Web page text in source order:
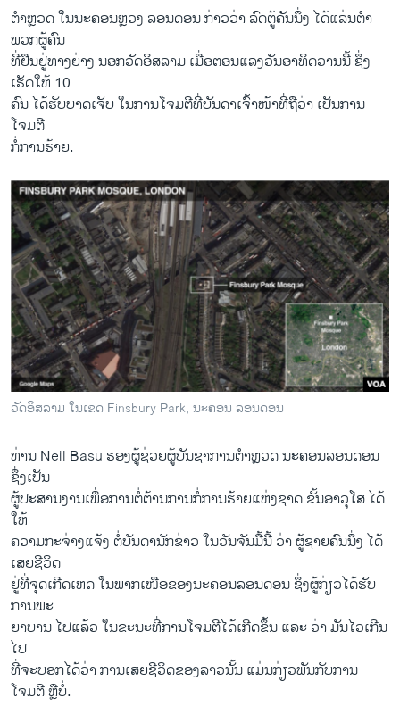
ລາຍງານ
ຕິດຕາມພວກເຮົາ ທີ່
ພາສາຕ່າງໆ
ຕຳຫຼວດ ໃນນະຄອນຫຼວງ ລອນດອນ ກ່າວວ່າ ລົດຕູ້ຄັນນຶ່ງ ໄດ້ແລ່ນຕຳ
ພວກຜູ້ຄົນ
ທີ່ຢືນຢູ່ທາງຍ່າງ ນອກວັດອິສລາມ ເມື່ອຕອນແລງວັນອາທິດວານນີ້ ຊຶ່ງ
ເຮັດໃຫ້ 10
ຄົນ ໄດ້ຮັບບາດເຈັບ ໃນການໂຈມຕີທີ່ບັນດາເຈົ້າໜ້າທີ່ຖືວ່າ ເປັນການ
ໂຈມຕີ
ກໍ່ການຮ້າຍ.
ວັດອິສລາມ ໃນເຂດ Finsbury Park, ນະຄອນ ລອນດອນ
​ທ່ານ Neil Basu ຮອງຜູ້ຊ່ວຍຜູ້ບັນຊາການຕຳຫຼວດ ນະຄອນລອນດອນ
ຊຶ່ງເປັນ
ຜູ້ປະສານງານເພື່ອການຕໍ່ຕ້ານການກໍ່ການຮ້າຍແຫ່ງຊາດ ຂັ້ນອາວຸໂສ ໄດ້
ໃຫ້
ຄວາມກະຈ່າງແຈ້ງ ຕໍ່ບັນດານັກຂ່າວ ໃນວັນຈັນມື້ນີ້ ວ່າ ຜູ້ຊາຍຄົນນຶ່ງ ໄດ້
ເສຍຊີວິດ
ຢູ່ທີ່ຈຸດເກີດເຫດ ໃນພາກເໜືອຂອງນະຄອນລອນດອນ ຊຶ່ງຜູ້ກ່ຽວໄດ້ຮັບ
ການພະ
ຍາບານ ໄປແລ້ວ ໃນຂະນະທີ່ການໂຈມຕີໄດ້ເກີດຂຶ້ນ ແລະ ວ່າ ມັນໄວເກີນ
ໄປ
ທີ່ຈະບອກໄດ້ວ່າ ການເສຍຊີວິດຂອງລາວນັ້ນ ແມ່ນກ່ຽວພັນກັບການ
ໂຈມຕີ ຫຼືບໍ່.